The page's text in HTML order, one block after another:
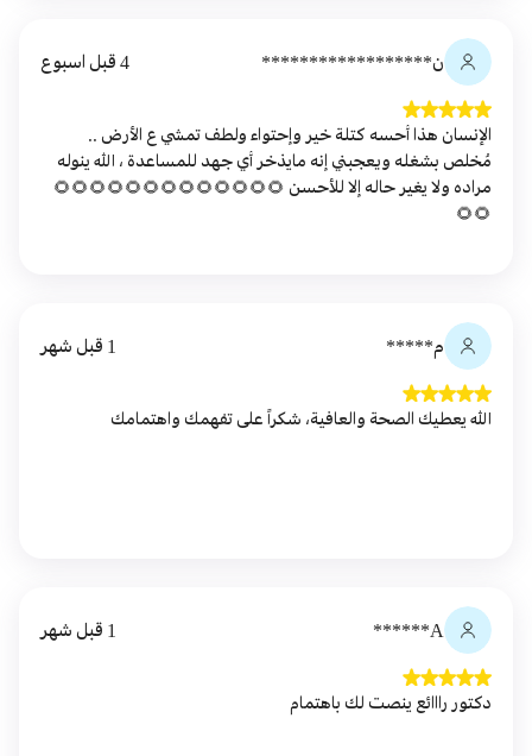
ن****************** 4 قبل اسبوع
الإنسان هذا أحسه كتلة خير وإحتواء ولطف تمشي ع الأرض ..
مُخلص بشغله ويعجبني إنه مايذخر أي جهد للمساعدة ، الله ينوله
مراده ولا يغير حاله إلا للأحسن 🌻🌻🌻🌻🌻🌻🌻🌻🌻🌻🌻🌻🌻
🌻🌻
م***** 1 قبل شهر
الله يعطيك الصحة والعافية، شكراً على تفهمك واهتمامك
A****** 1 قبل شهر
دكتور رااائع ينصت لك باهتمام